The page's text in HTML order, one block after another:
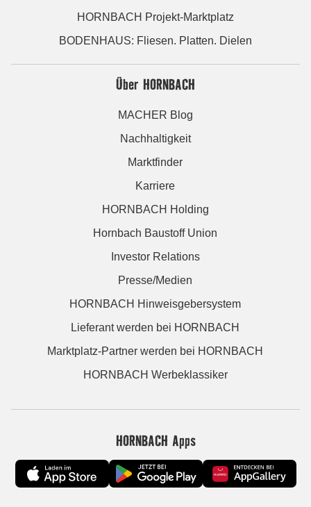
HORNBACH Projekt-Marktplatz
BODENHAUS: Fliesen. Platten. Dielen
Über HORNBACH
MACHER Blog
Nachhaltigkeit
Marktfinder
Karriere
HORNBACH Holding
Hornbach Baustoff Union
Investor Relations
Presse/Medien
HORNBACH Hinweisgebersystem
Lieferant werden bei HORNBACH
Marktplatz-Partner werden bei HORNBACH
HORNBACH Werbeklassiker
HORNBACH Apps